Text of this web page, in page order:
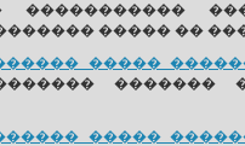
�����������
����� ��
�����
�������
�����